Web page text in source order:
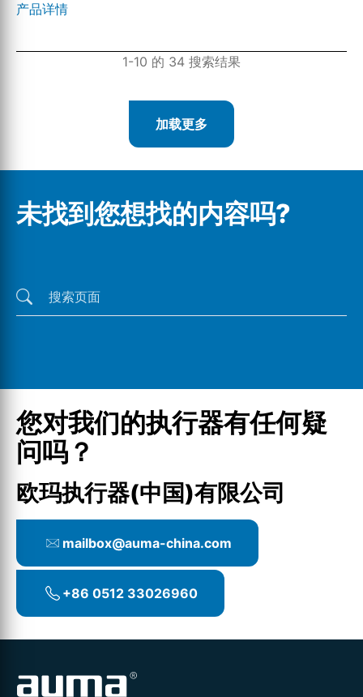
产品详情
1-10 的 34 搜索结果
加载更多
未找到您想找的内容吗?
您对我们的执行器有任何疑
问吗？
欧玛执行器(中国)有限公司
mailbox@auma-china.com
+86 0512 33026960